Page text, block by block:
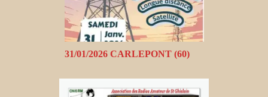
31/01/2026 CARLEPONT (60)